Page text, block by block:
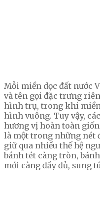
Mỗi miền dọc đất nước
và tên gọi đặc trưng
hình trụ, trong khi
hình vuông. Tuy vậy,
hương vị hoàn toàn
là một trong những nét
giữ qua nhiều thế hệ
bánh tét càng tròn,
mới càng đầy đủ, sung